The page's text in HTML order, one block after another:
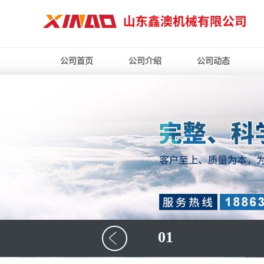
公司首页 公司介绍 公司动态
01